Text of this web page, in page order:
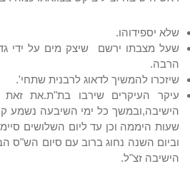
שלא יספידוהו.
שעל מצבתו ירשם שיצק מים על ידי
הרבה.
שיזכרו להמשיך לדאוג לרבנית שתחי'.
עיקר העיקרים שירבו בת"ת.את
הישיבה,ובמשך כל ימי השיבעה נשמע
שעות היממה וכן עד ליום השלושים
וביום השנה נחוג ברוב עם סיום הש"ס
הישיבה זצ"ל.